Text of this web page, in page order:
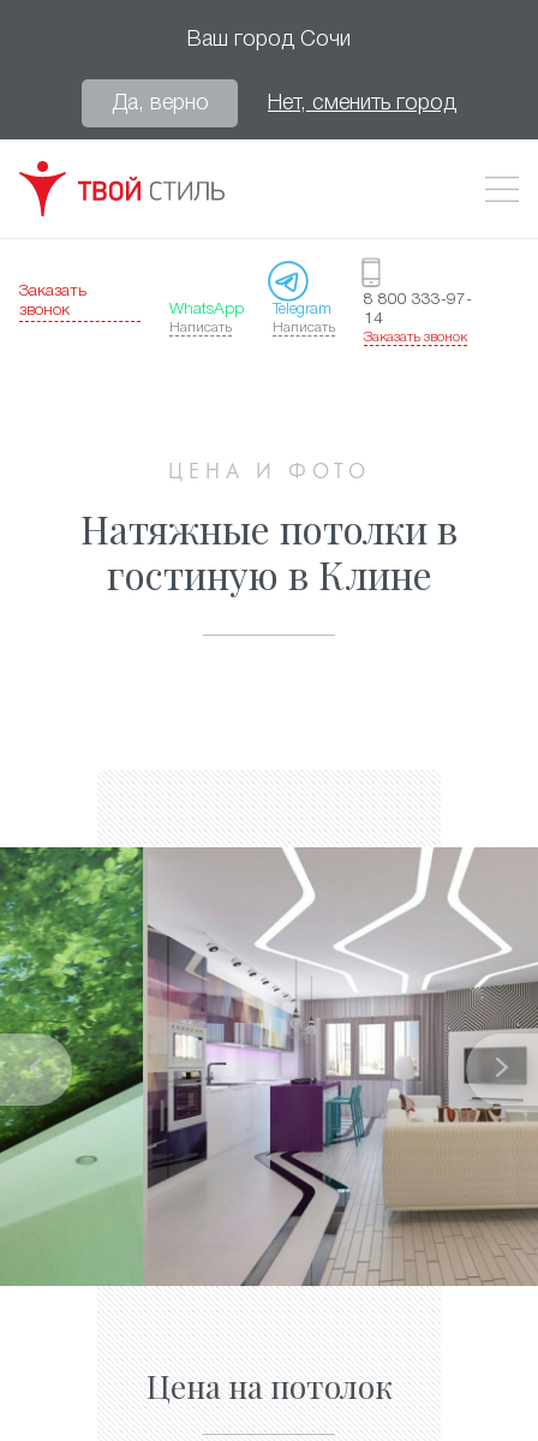
Ваш город Сочи
Да, верно Нет, сменить город
Заказать
звонок
WhatsApp
Написать
Telegram
Написать
8 800 333-97-
14
Заказать звонок
ЦЕНА И ФОТО
Натяжные потолки в
гостиную в Клине
Цена на потолок